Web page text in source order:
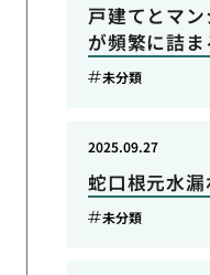
戸建てとマ
が頻繁に詰
未分類
蛇口根元水
2025.09.27
未分類